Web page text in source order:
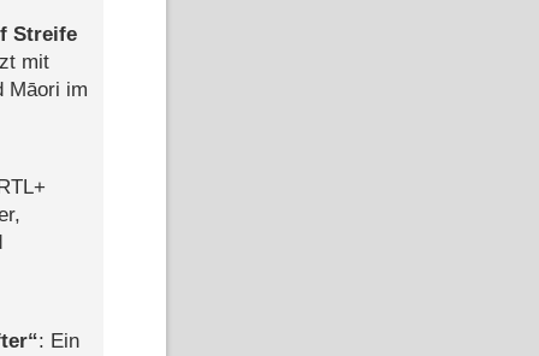
Streife
mit
Māori im
: Ein